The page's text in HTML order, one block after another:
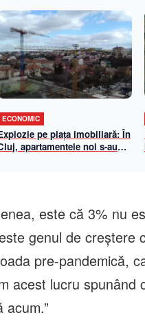
ECONOMIC
pe piața imobiliară: În
apartamentele noi s-au
este că 3% nu
genul de creştere
pre-pandemică,
acest lucru spunând